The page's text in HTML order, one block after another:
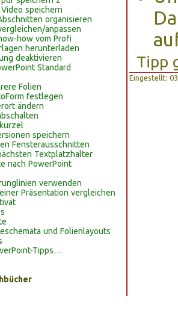
speichern
organisieren
anpassen
how vom Profi
herunterladen
deaktivieren
Standard
Folien
festlegen
ändern
speichern
Fensterausschnitten
Textplatzhalter
nach PowerPoint
verwenden
Präsentation vergleichen
und Folienlayouts
Tipps…
Tipp
Eingestellt: